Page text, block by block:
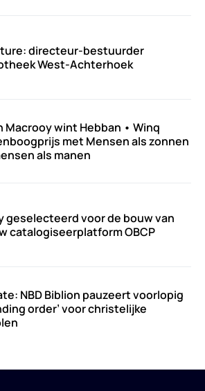
directeur-bestuurder
West-Achterhoek
Macrooy wint Hebban • Winq
met Mensen als zonnen
als manen
geselecteerd voor de bouw van
catalogiseerplatform OBCP
NBD Biblion pauzeert voorlopig
order’ voor christelijke